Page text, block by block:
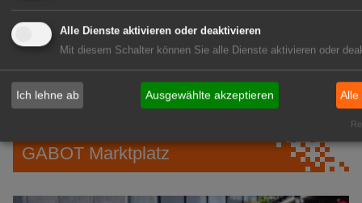
1A-Lage, ihre Chance in der
grünen Branche
IHREN Betrieb!
zur Anzeige
GABOT Marktplatz
Alle Dienste aktivieren oder deaktivieren
Mit diesem Schalter können Sie alle Dienste aktivieren oder
Ich lehne ab Ausgewählte akzeptieren Alle